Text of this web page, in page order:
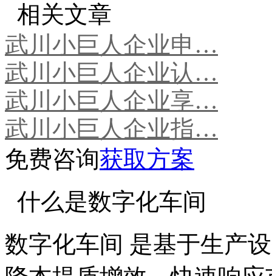
相关文章
武川小巨人企业申…
武川小巨人企业认…
武川小巨人企业享…
武川小巨人企业指…
免费咨询获取方案
什么是数字化车间
数字化车间 是基于生产